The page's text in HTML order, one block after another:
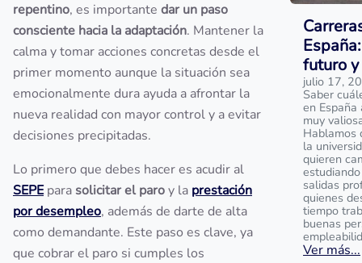
repentino, es importante dar un paso
consciente hacia la adaptación. Mantener la
calma y tomar acciones concretas desde el
primer momento aunque la situación sea
emocionalmente dura ayuda a afrontar la
nueva realidad con mayor control y a evitar
decisiones precipitadas.
Lo primero que debes hacer es acudir al
SEPEparasolicitar el paroy la prestación
por desempleo, además de darte de alta
como demandante. Este paso es clave, ya
que cobrar el paro si cumples los
futuro
julio 17,
Saber
en
muy
Hablamos
la
quieren
salidas
quienes
tiempo
buenas
Ver más...